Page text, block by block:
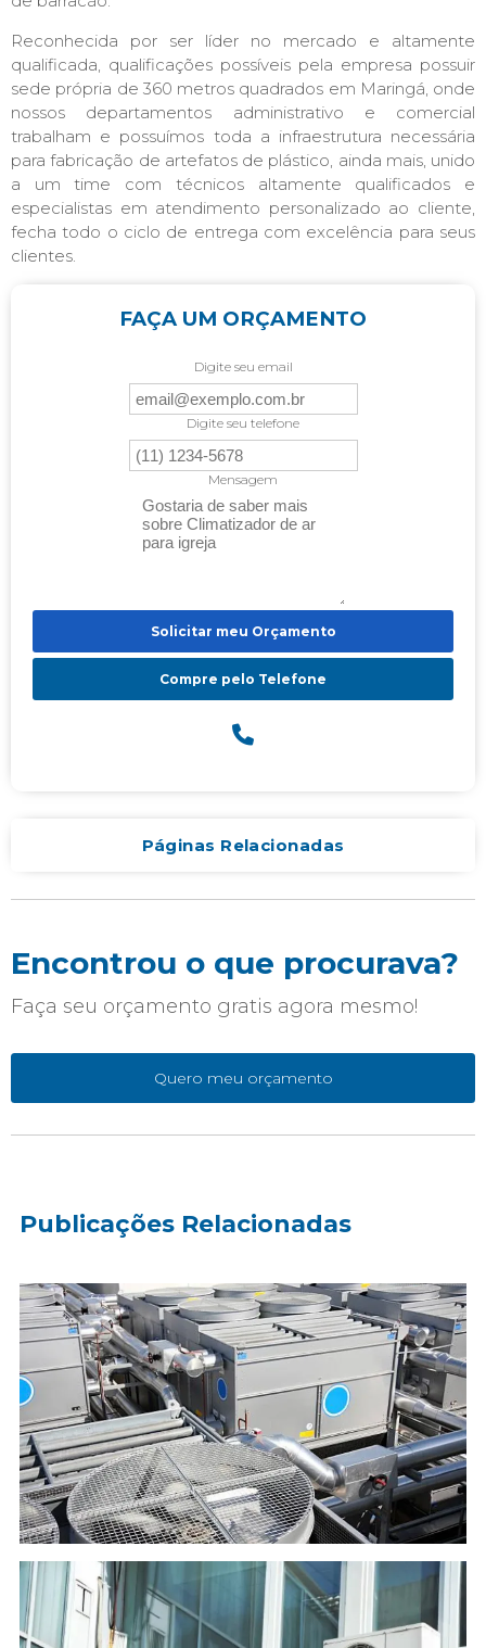
Reconhecida por ser líder no mercado e altamente
qualificada, qualificações possíveis pela empresa possuir
sede própria de 360 metros quadrados em Maringá, onde
nossos departamentos administrativo e comercial
trabalham e possuímos toda a infraestrutura necessária
para fabricação de artefatos de plástico, ainda mais, unido
a um time com técnicos altamente qualificados e
especialistas em atendimento personalizado ao cliente,
fecha todo o ciclo de entrega com excelência para seus
clientes.
FAÇA UM ORÇAMENTO
Digite seu email
Digite seu telefone
Mensagem
Solicitar meu Orçamento
Compre pelo Telefone
Páginas Relacionadas
Encontrou o que procurava?
Faça seu orçamento gratis agora mesmo!
Quero meu orçamento
Publicações Relacionadas